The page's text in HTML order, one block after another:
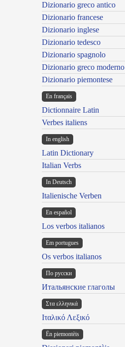
Dizionario greco antico
Dizionario francese
Dizionario inglese
Dizionario tedesco
Dizionario spagnolo
Dizionario greco moderno
Dizionario piemontese
En français
Dictionnaire Latin
Verbes italiens
In english
Latin Dictionary
Italian Verbs
In Deutsch
Italienische Verben
En español
Los verbos italianos
Em portugues
Os verbos italianos
По русски
Итальянские глаголы
Στα ελληνικά
Ιταλικό Λεξικό
Ën piemontèis